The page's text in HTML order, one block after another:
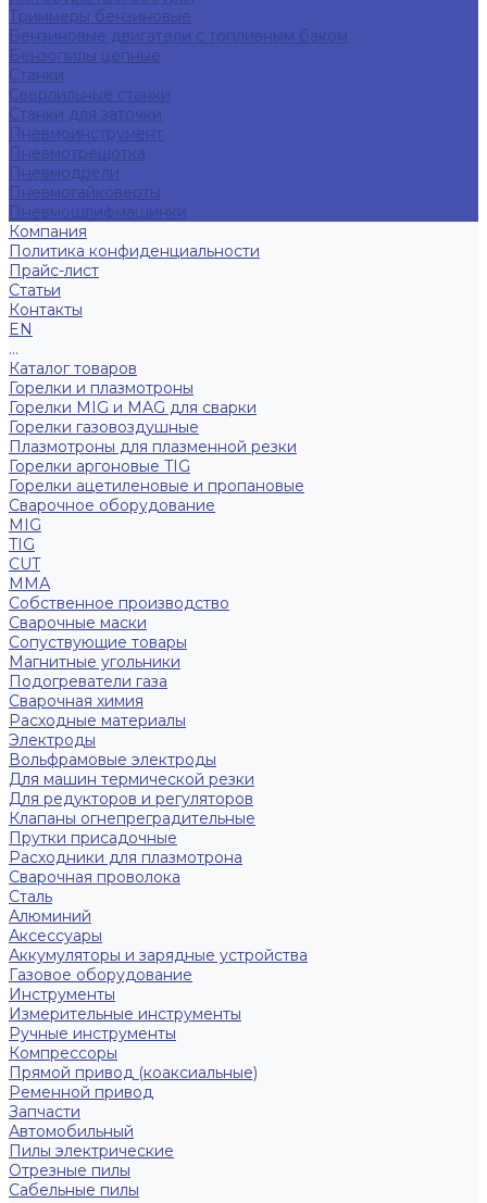
Триммеры бензиновые
Бензиновые двигатели с топливным баком
Бензопилы цепные
Станки
Сверлильные станки
Станки для заточки
Пневмоинструмент
Пневмотрещотка
Пневмодрели
Пневмогайковерты
Пневмошлифмашинки
Компания
Политика конфиденциальности
Прайс-лист
Статьи
Контакты
EN
...
Каталог товаров
Горелки и плазмотроны
Горелки MIG и MAG для сварки
Горелки газовоздушные
Плазмотроны для плазменной резки
Горелки аргоновые TIG
Горелки ацетиленовые и пропановые
Сварочное оборудование
MIG
TIG
CUT
ММА
Собственное производство
Сварочные маски
Сопуствующие товары
Магнитные угольники
Подогреватели газа
Сварочная химия
Расходные материалы
Электроды
Вольфрамовые электроды
Для машин термической резки
Для редукторов и регуляторов
Клапаны огнепреградительные
Прутки присадочные
Расходники для плазмотрона
Сварочная проволока
Сталь
Алюминий
Аксессуары
Аккумуляторы и зарядные устройства
Газовое оборудование
Инструменты
Измерительные инструменты
Ручные инструменты
Компрессоры
Прямой привод (коаксиальные)
Ременной привод
Запчасти
Автомобильный
Пилы электрические
Отрезные пилы
Сабельные пилы